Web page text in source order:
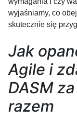
wyjaśniamy, co
skutecznie się
Jak
Agile i
DASM
razem